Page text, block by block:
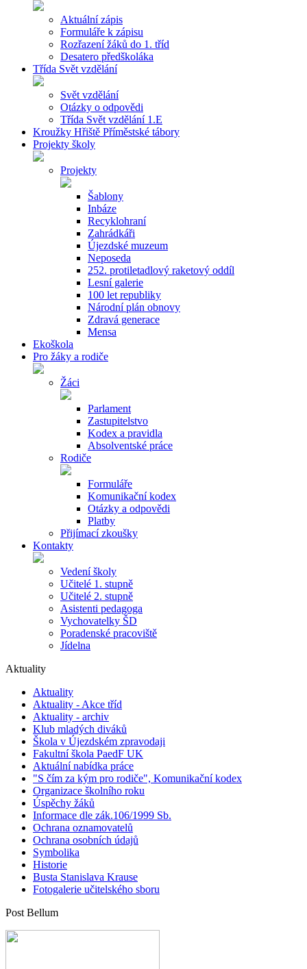
Aktuální zápis
Formuláře k zápisu
Rozřazení žáků do 1. tříd
Desatero předškoláka
Třída Svět vzdělání
Svět vzdělání
Otázky o odpovědi
Třída Svět vzdělání 1.E
Kroužky Hřiště Příměstské tábory
Projekty školy
Projekty
Šablony
Inbáze
Recyklohraní
Zahrádkáři
Újezdské muzeum
Neposeda
252. protiletadlový raketový oddíl
Lesní galerie
100 let republiky
Národní plán obnovy
Zdravá generace
Mensa
Ekoškola
Pro žáky a rodiče
Žáci
Parlament
Zastupitelstvo
Kodex a pravidla
Absolventské práce
Rodiče
Formuláře
Komunikační kodex
Otázky a odpovědi
Platby
Přijímací zkoušky
Kontakty
Vedení školy
Učitelé 1. stupně
Učitelé 2. stupně
Asistenti pedagoga
Vychovatelky ŠD
Poradenské pracoviště
Jídelna
Aktuality
Aktuality
Aktuality - Akce tříd
Aktuality - archiv
Klub mladých diváků
Škola v Újezdském zpravodaji
Fakultní škola PaedF UK
Aktuální nabídka práce
"S čím za kým pro rodiče", Komunikační kodex
Organizace školního roku
Úspěchy žáků
Informace dle zák.106/1999 Sb.
Ochrana oznamovatelů
Ochrana osobních údajů
Symbolika
Historie
Busta Stanislava Krause
Fotogalerie učitelského sboru
Post Bellum